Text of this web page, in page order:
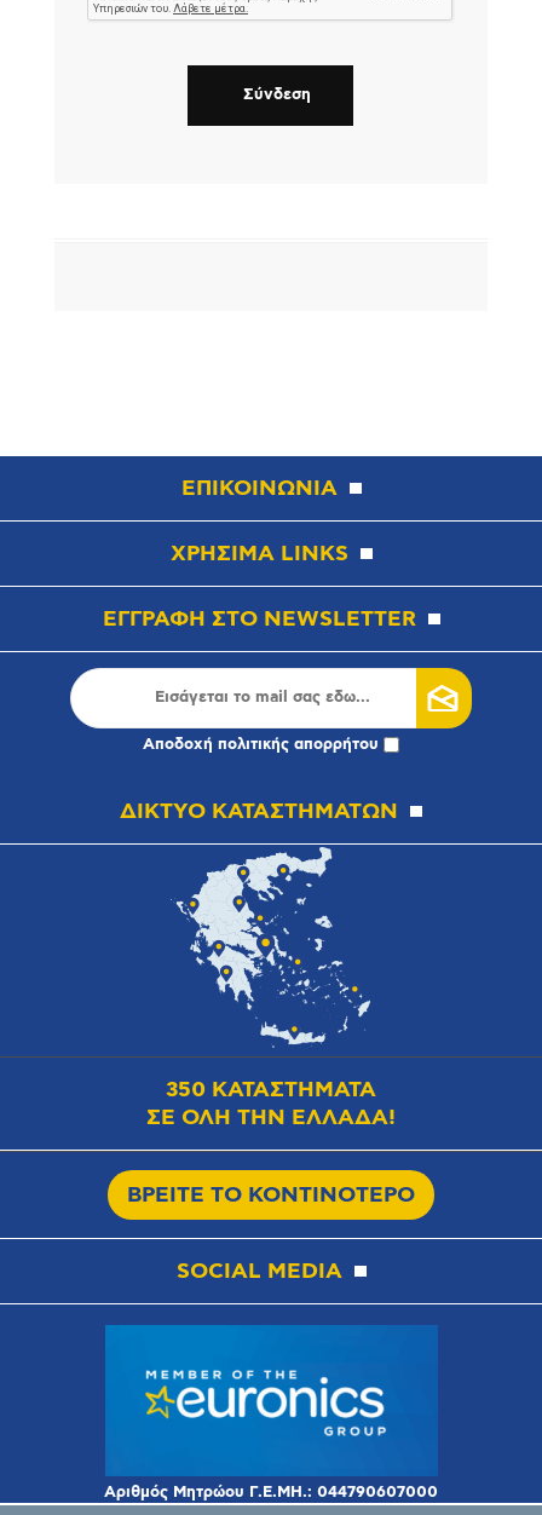
ΕΠΙΚΟΙΝΩΝΙΑ
ΧΡΗΣΙΜΑ LINKS
ΕΓΓΡΑΦΗ ΣΤΟ NEWSLETTER
Αποδοχή πολιτικής απορρήτου
ΔΙΚΤΥΟ ΚΑΤΑΣΤΗΜΑΤΩΝ
350 ΚΑΤΑΣΤΗΜΑΤΑ
ΣΕ ΟΛΗ ΤΗΝ ΕΛΛΑΔΑ!
ΒΡΕΙΤΕ ΤΟ ΚΟΝΤΙΝΟΤΕΡΟ
SOCIAL MEDIA